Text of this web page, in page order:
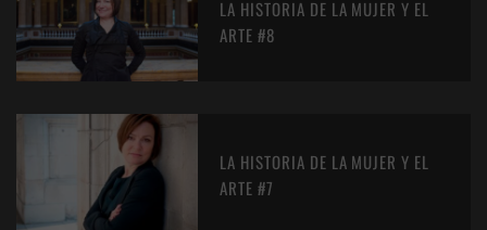
LA HISTORIA DE LA MUJER Y EL
ARTE #8
LA HISTORIA DE LA MUJER Y EL
ARTE #7